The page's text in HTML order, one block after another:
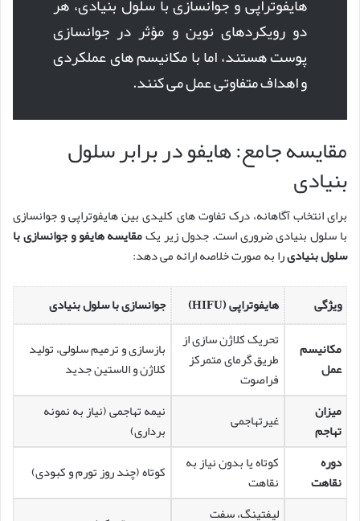
دو رویکردهای نوین و مؤثر در جوانسازی
پوست هستند، اما با مکانیسم های عملکردی
و اهداف متفاوتی عمل می کنند.
مقایسه جامع: هایفو در برابر سلول
بنیادی
برای انتخاب آگاهانه، درک تفاوت های کلیدی بین هایفوتراپی و جوانسازی
با سلول بنیادی ضروری است. جدول زیر یکمقایسه هایفو و جوانسازی با
سلول بنیادیرا به صورت خلاصه ارائه می دهد:
ویژگی هایفوتراپی (HIFU)
جوانسازی با سلول بنیادی
مکانیسم
عمل
تحریک کلاژن سازی از
طریق گرمای متمرکز
فراصوت
بازسازی و ترمیم سلولی، تولید
کلاژن و الاستین جدید
میزان
تهاجم
غیرتهاجمی
نیمه تهاجمی (نیاز به نمونه
برداری)
دوره
نقاهت
کوتاه یا بدون نیاز به
نقاهت
کوتاه (چند روز تورم و کبودی)
لیفتینگ، سفت